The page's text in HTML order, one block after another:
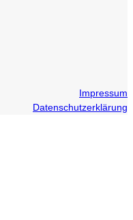
Impressum
Datenschutzerklärung